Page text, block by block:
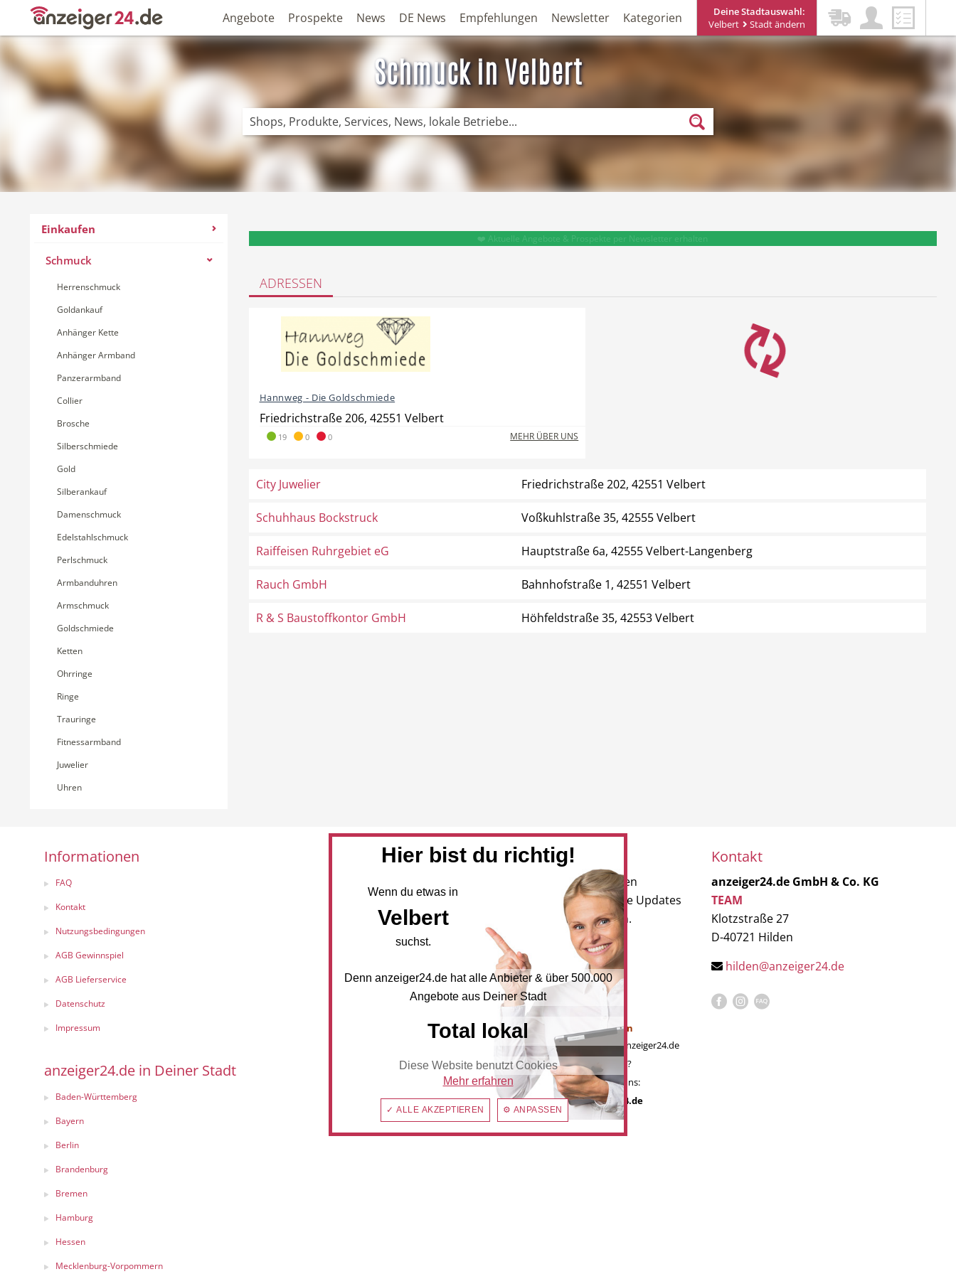
Deine Stadtauswahl:
Velbert
Stadt ändern
Angebote Prospekte News DE News Empfehlungen Newsletter Kategorien
Schmuck in Velbert
Einkaufen
Schmuck
Herrenschmuck
Goldankauf
Anhänger Kette
Anhänger Armband
Panzerarmband
Collier
Brosche
Silberschmiede
Gold
Silberankauf
Damenschmuck
Edelstahlschmuck
Perlschmuck
Armbanduhren
Armschmuck
Goldschmiede
Ketten
Ohrringe
Ringe
Trauringe
Fitnessarmband
Juwelier
Uhren
❤️ Aktuelle Angebote & Prospekte per Newsletter erhalten
ADRESSEN
Hannweg - Die Goldschmiede
Friedrichstraße 206, 42551 Velbert
19 0 0 MEHR ÜBER UNS
City Juwelier Friedrichstraße 202, 42551 Velbert
Schuhhaus Bockstruck Voßkuhlstraße 35, 42555 Velbert
Raiffeisen Ruhrgebiet eG Hauptstraße 6a, 42555 Velbert-Langenberg
Rauch GmbH Bahnhofstraße 1, 42551 Velbert
R & S Baustoffkontor GmbH Höhfeldstraße 35, 42553 Velbert
Informationen
FAQ
Kontakt
Nutzungsbedingungen
AGB Gewinnspiel
AGB Lieferservice
Datenschutz
Impressum
anzeiger24.de in Deiner Stadt
Baden-Württemberg
Bayern
Berlin
Brandenburg
Bremen
Hamburg
Hessen
Mecklenburg-Vorpommern
Newsletter
Melden Sie sich für unseren
Newsletter an, um neueste Updates
und Angebote zu erhalten.
NEWSLETTER BESTELLEN
Mediadaten
Werbung buchen
Sie möchten auf anzeiger24.de
Werbung schalten?
Kontaktieren Sie uns:
post@anzeiger24.de
Kontakt
anzeiger24.de GmbH & Co. KG
TEAM
Klotzstraße 27
D-40721 Hilden
hilden@anzeiger24.de
Hier bist du richtig!
Wenn du etwas in
Velbert
suchst.
Denn anzeiger24.de hat alle Anbieter & über 500.000
Angebote aus Deiner Stadt
Total lokal
Diese Website benutzt Cookies
Mehr erfahren
✓ ALLE AKZEPTIEREN ⚙ ANPASSEN